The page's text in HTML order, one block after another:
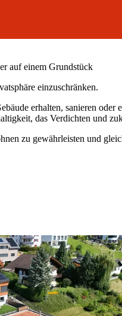
auf einem Grundstück
einzuschränken.
erhalten, sanieren
das Verdichten und
zu gewährleisten und